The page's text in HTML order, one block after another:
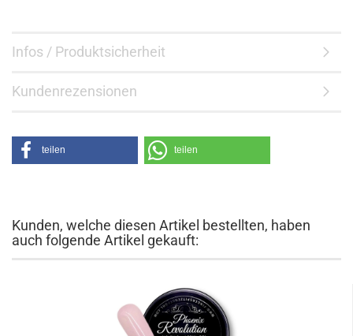
Infos / Produktsicherheit
Kundenrezensionen
teilen teilen
Kunden, welche diesen Artikel bestellten, haben
auch folgende Artikel gekauft: